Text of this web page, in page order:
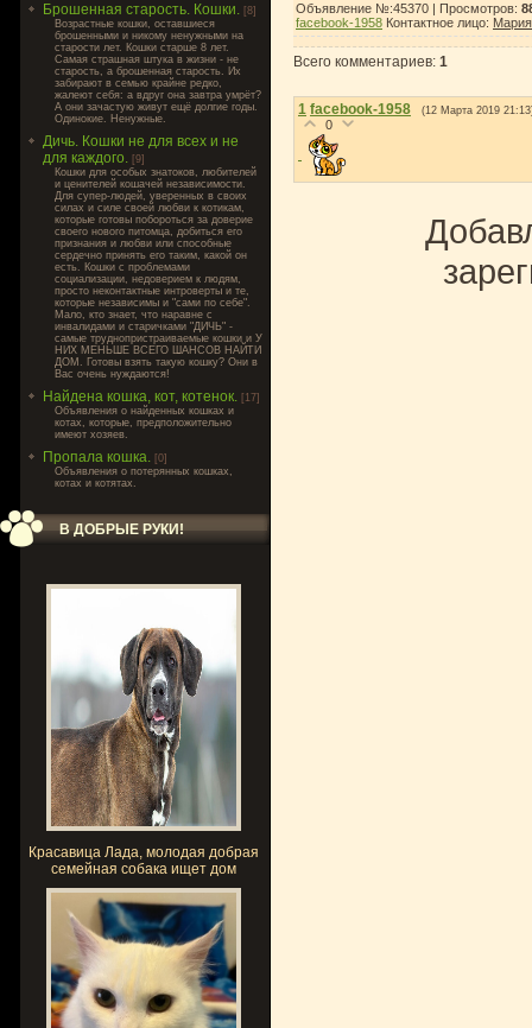
Брошенная старость. Кошки. [8]
Возрастные кошки, оставшиеся
брошенными и никому ненужными на
старости лет. Кошки старше 8 лет.
Самая страшная штука в жизни - не
старость, а брошенная старость. Их
забирают в семью крайне редко,
жалеют себя: а вдруг она завтра умрёт?
А они зачастую живут ещё долгие годы.
Одинокие. Ненужные.
Дичь. Кошки не для всех и не
для каждого. [9]
Кошки для особых знатоков, любителей
и ценителей кошачей независимости.
Для супер-людей, уверенных в своих
силах и силе своей любви к котикам,
которые готовы побороться за доверие
своего нового питомца, добиться его
признания и любви или способные
сердечно принять его таким, какой он
есть. Кошки с проблемами
социализации, недоверием к людям,
просто неконтактные интроверты и те,
которые независимы и "сами по себе".
Мало, кто знает, что наравне с
инвалидами и старичками "ДИЧЬ" -
самые труднопристраиваемые кошки и У
НИХ МЕНЬШЕ ВСЕГО ШАНСОВ НАЙТИ
ДОМ. Готовы взять такую кошку? Они в
Вас очень нуждаются!
Найдена кошка, кот, котенок. [17]
Объявления о найденных кошках и
котах, которые, предположительно
имеют хозяев.
Пропала кошка. [0]
Объявления о потерянных кошках,
котах и котятах.
В ДОБРЫЕ РУКИ!
Красавица Лада, молодая добрая
семейная собака ищет дом
Объявление №:45370 | Просмотров:
facebook-1958 Контактное лицо: Мария
Всего комментариев: 1
1 facebook-1958 (12 Марта 2019
0